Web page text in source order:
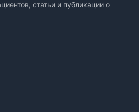
статьи и публикации о